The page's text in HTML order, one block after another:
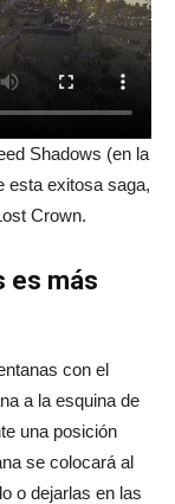
Shadows (en la
esta exitosa saga,
Crown.
es más
con el
a la esquina de
una posición
se colocará al
o dejarlas en las